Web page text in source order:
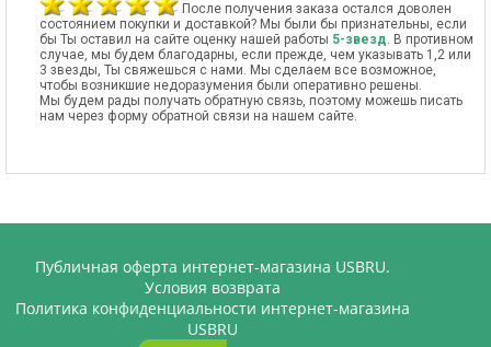
После получения заказа остался доволен
состоянием покупки и доставкой? Мы были бы признательны, если
бы Ты оставил на сайте оценку нашей работы 5-звезд. В противном
случае, мы будем благодарны, если прежде, чем указывать 1,2 или
3 звезды, Ты свяжешься с нами. Мы сделаем все возможное,
чтобы возникшие недоразумения были оперативно решены.
Мы будем рады получать обратную связь, поэтому можешь писать
нам через форму обратной связи на нашем сайте.
Публичная оферта интернет-магазина USBRU.
Условия возврата
Политика конфиденциальности интернет-магазина
USBRU